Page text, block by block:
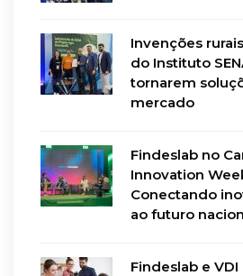
Invenções
do Instituto
tornarem
mercado
Findeslab no
Innovation
Conectando
ao futuro
Findeslab e